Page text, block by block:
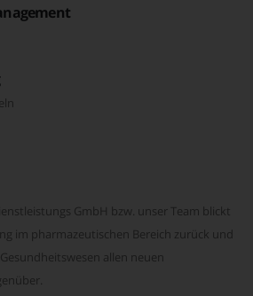
GmbH bzw. unser Team blickt
im pharmazeutischen Bereich zurück und
allen neuen